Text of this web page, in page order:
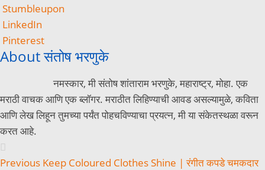
Stumbleupon
LinkedIn
Pinterest
About संतोष भरणुके
नमस्कार, मी संतोष शांताराम भरणुके, महाराष्ट्र, मोहा. एक
मराठी वाचक आणि एक ब्लॉगर. मराठीत लिहिण्याची आवड असल्यामुळे, कविता
आणि लेख लिहून तुमच्या पर्यंत पोहचविण्याचा प्रयत्न, मी या संकेतस्थळा वरून
करत आहे.
Previous Keep Coloured Clothes Shine | रंगीत कपडे चमकदार